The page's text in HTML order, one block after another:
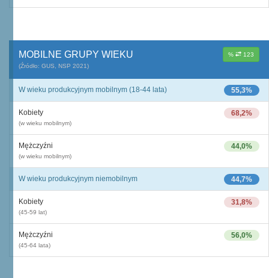
% 123
MOBILNE GRUPY WIEKU
(Źródło: GUS, NSP 2021)
55,3%
W wieku produkcyjnym mobilnym (18-44 lata)
68,2%
Kobiety
(w wieku mobilnym)
44,0%
Mężczyźni
(w wieku mobilnym)
44,7%
W wieku produkcyjnym niemobilnym
31,8%
Kobiety
(45-59 lat)
56,0%
Mężczyźni
(45-64 lata)